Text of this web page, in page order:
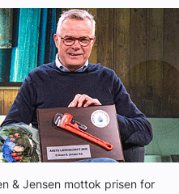
Nyheter
& Jensen mottok prisen for